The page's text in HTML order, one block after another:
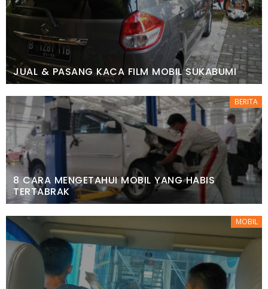
JUAL & PASANG KACA FILM MOBIL SUKABUMI
BERITA
8 CARA MENGETAHUI MOBIL YANG HABIS
TERTABRAK
MOBIL